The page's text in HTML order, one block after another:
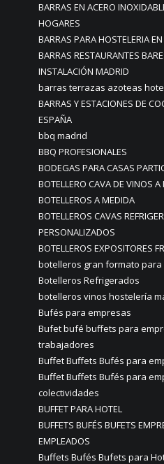
BARRAS EN ACERO
HOGARES
BARRAS PARA HOSTELERIA
BARRAS RESTAURANTES
INSTALACIÓN MADRID
barras terrazas azoteas
BARRAS Y ESTACIONES DE
ESPAÑA
bbq madrid
BBQ PROFESIONALES
BODEGAS PARA CASAS
BOTELLERO CAVA DE VINOS
BOTELLEROS A MEDIDA
BOTELLEROS CAVAS
PERSONALIZADOS
BOTELLEROS EXPOSITORES
botelleros gran formato
Botelleros Refrigerados
botelleros vinos hostelería
Bufés para empresas
Bufet bufé buffets para
trabajadores
Buffet Buffets Bufés para
Buffet Buffets Bufés para
colectividades
BUFFET PARA HOTEL
BUFFETS BUFÉS BUFETS
EMPLEADOS
Buffets Bufés Bufets para